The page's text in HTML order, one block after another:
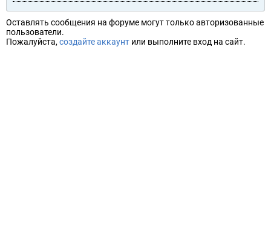
Оставлять сообщения на форуме могут только авторизованные
пользователи.
Пожалуйста, создайте аккаунт или выполните вход на сайт.